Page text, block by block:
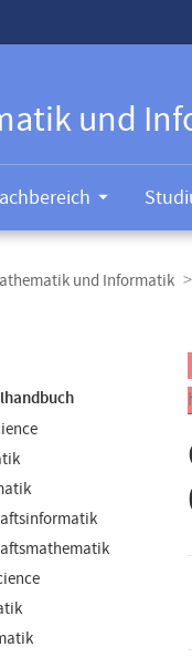
und
und Informatik